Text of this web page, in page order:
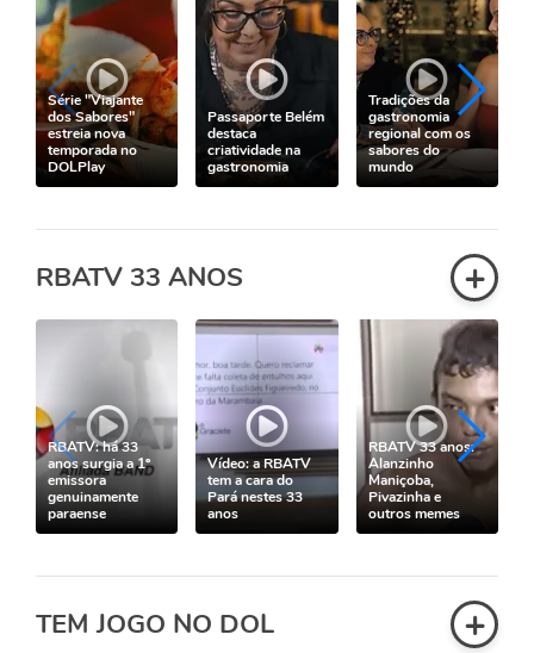
Série "Viajante
dos Sabores"
estreia nova
temporada no
DOLPlay
Passaporte Belém
destaca
criatividade na
gastronomia
Tradições da
gastronomia
regional com os
sabores do
mundo
RBATV 33 ANOS +
RBATV: há 33
anos surgia a 1º
emissora
genuinamente
paraense
Vídeo: a RBATV
tem a cara do
Pará nestes 33
anos
RBATV 33 anos:
Alanzinho
Maniçoba,
Pivazinha e
outros memes
TEM JOGO NO DOL +